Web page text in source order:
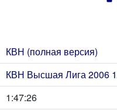
КВН (полная версия)
КВН Высшая Лига 2006
1:47:26